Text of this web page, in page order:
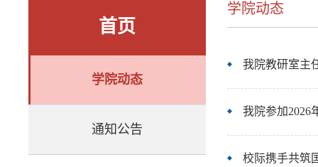
首页
学院动态
通知公告
学院动态
我院教研室主
我院参加2026
校际携手共筑